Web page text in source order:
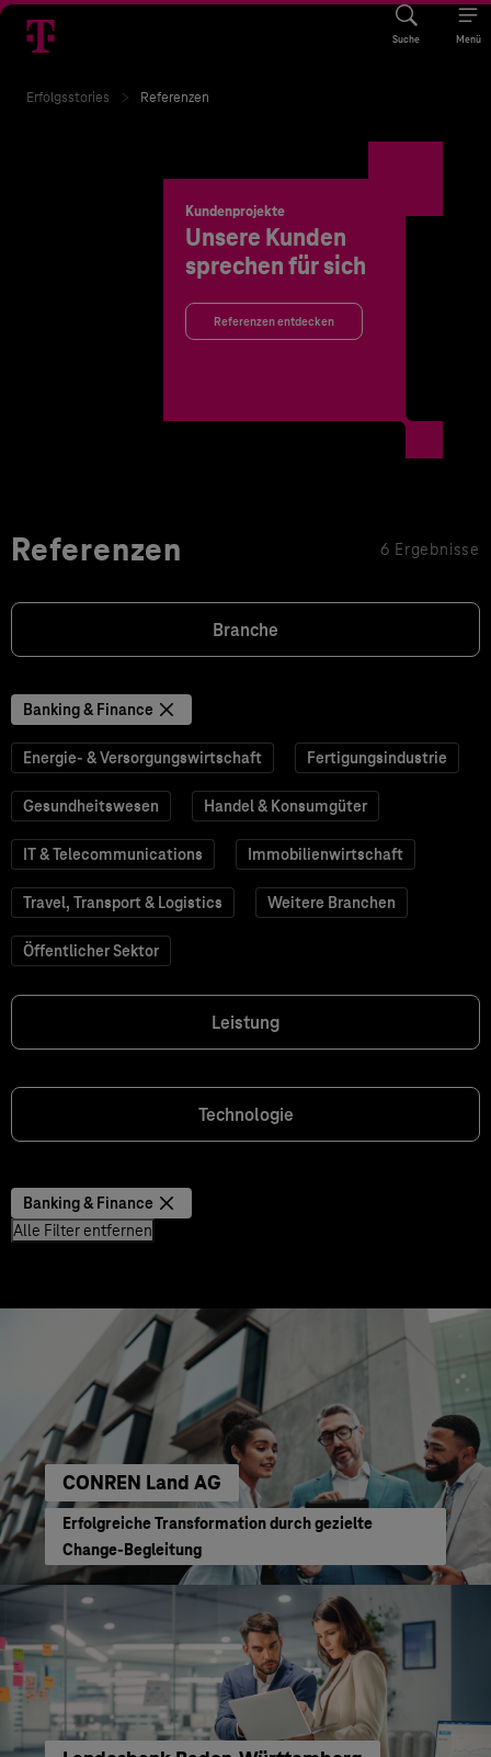
Suche Menü
Erfolgsstories Referenzen
Kundenprojekte
Unsere Kunden
sprechen für sich
Referenzen entdecken
Referenzen 6 Ergebnisse
Branche
Banking & Finance
Energie- & Versorgungswirtschaft Fertigungsindustrie
Gesundheitswesen Handel & Konsumgüter
IT & Telecommunications Immobilienwirtschaft
Travel, Transport & Logistics Weitere Branchen
Öffentlicher Sektor
Leistung
Technologie
Banking & Finance
Alle Filter entfernen
CONREN Land AG
Erfolgreiche Transformation durch gezielte
Change-Begleitung